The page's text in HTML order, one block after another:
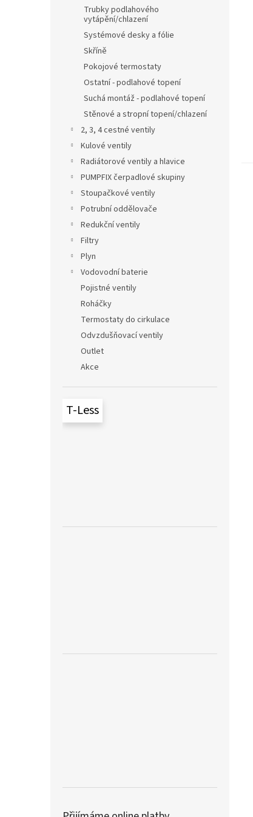
Trubky podlahového
vytápění/chlazení
Systémové desky a fólie
Skříně
Pokojové termostaty
Ostatní - podlahové topení
Suchá montáž - podlahové topení
Stěnové a stropní topení/chlazení
2, 3, 4 cestné ventily
Kulové ventily
Radiátorové ventily a hlavice
PUMPFIX čerpadlové skupiny
Stoupačkové ventily
Potrubní oddělovače
Redukční ventily
Filtry
Plyn
Vodovodní baterie
Pojistné ventily
Roháčky
Termostaty do cirkulace
Odvzdušňovací ventily
Outlet
Akce
T-Less